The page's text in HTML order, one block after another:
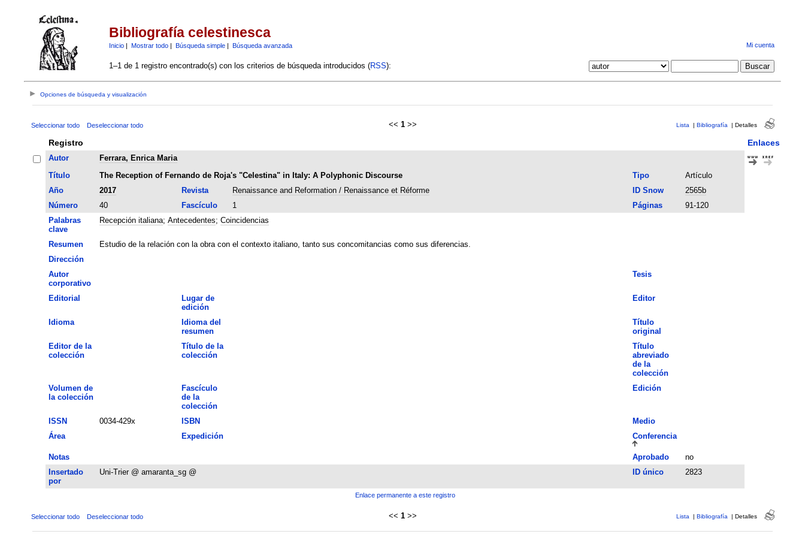
Bibliografía celestinesca
Inicio| Mostrar todo| Búsqueda simple| Búsqueda avanzada Mi cuenta
1–1 de 1 registro encontrado(s) con los criterios de búsqueda introducidos (RSS):
Opciones de búsqueda y visualización
Seleccionar todo Deseleccionar todo << 1 >> Lista | Bibliografía | Detalles
Registro Enlaces
Autor
Ferrara, Enrica Maria
Título
The Reception of Fernando de Roja's "Celestina" in Italy: A Polyphonic Discourse Tipo
Artículo
Año
2017 Revista Renaissance and Reformation / Renaissance et Réforme ID Snow
2565b
Número
40 Fascículo 1 Páginas
91-120
Palabras
clave
Recepción italiana; Antecedentes; Coincidencias
Resumen
Estudio de la relación con la obra con el contexto italiano, tanto sus concomitancias como sus diferencias.
Dirección
Autor
corporativo
Tesis
Editorial
Lugar de
edición
Editor
Idioma
Idioma del
resumen
Título
original
Editor de la
colección
Título de la
colección
Título
abreviado
de la
colección
Volumen de
la colección
Fascículo
de la
colección
Edición
ISSN 0034-429x ISBN
Medio
Área
Expedición Conferencia
Notas Aprobado
no
Insertado
por
Uni-Trier @ amaranta_sg @ ID único 2823
Enlace permanente a este registro
Seleccionar todo Deseleccionar todo << 1 >> Lista | Bibliografía | Detalles